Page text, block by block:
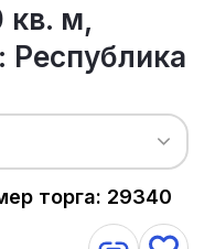
кв. м,
Республика
торга: 29340